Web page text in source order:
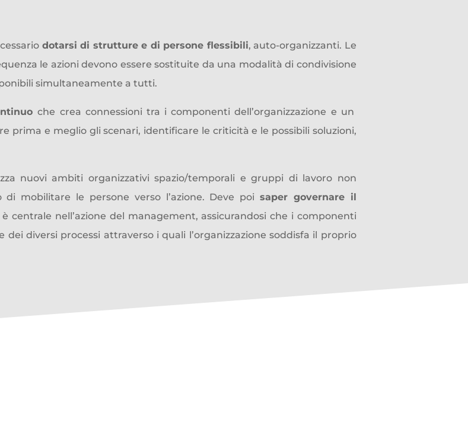
dotarsi di strutture e di persone flessibili, auto-organizzanti. Le
le azioni devono essere sostituite da una modalità di condivisione
simultaneamente a tutti.
che crea connessioni tra i componenti dell’organizzazione e un
prima e meglio gli scenari, identificare le criticità e le possibili soluzioni,
nuovi ambiti organizzativi spazio/temporali e gruppi di lavoro non
mobilitare le persone verso l’azione. Deve poisaper governare il
centrale nell’azione del management, assicurandosi che i componenti
diversi processi attraverso i quali l’organizzazione soddisfa il proprio